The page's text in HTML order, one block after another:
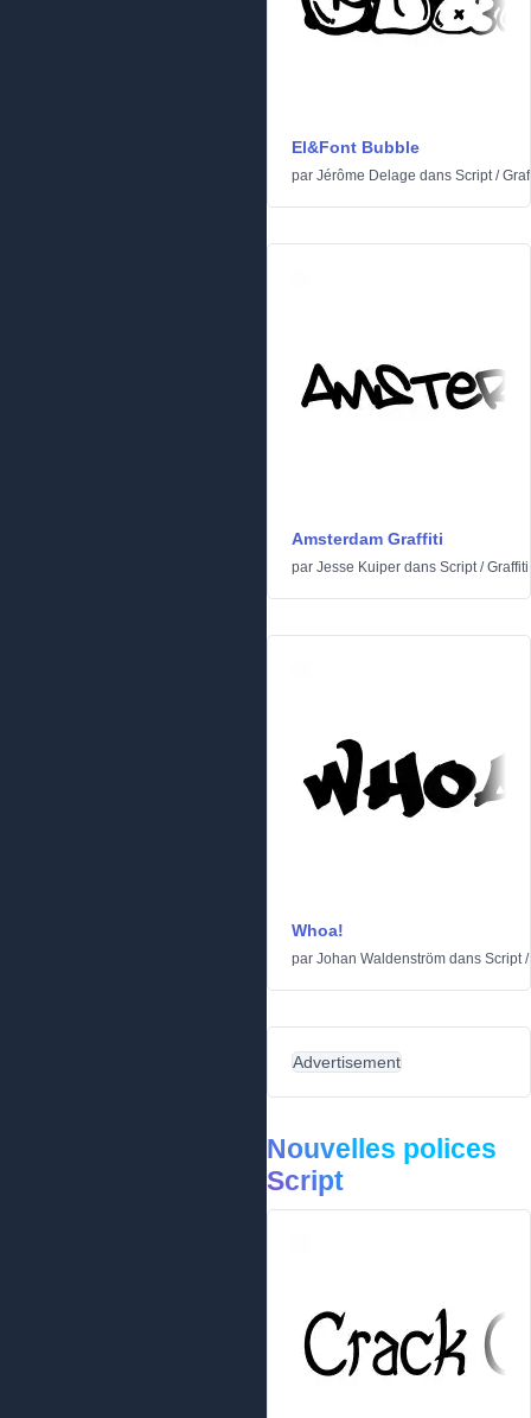
El&Font Bubble
par Jérôme Delage dans Script/
Amsterdam Graffiti
par Jesse Kuiper dans Script/Graffiti
Whoa!
par Johan Waldenström dans Script/
Advertisement
Nouvelles polices
Script